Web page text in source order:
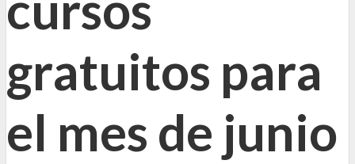
gratuitos para
el mes de junio